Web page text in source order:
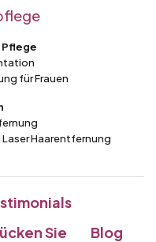
für Frauen
Laser Haarentfernung
Sie
Blog